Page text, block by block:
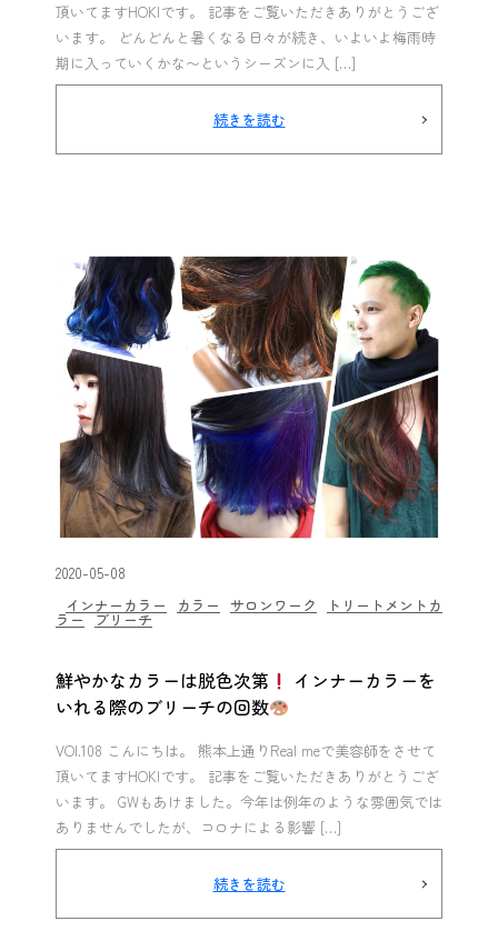
頂いてますHOKIです。 記事をご覧いただきありがとうござ
います。 どんどんと暑くなる日々が続き、いよいよ梅雨時
期に入っていくかな〜というシーズンに入 […]
続きを読む
2020-05-08
インナーカラー
カラー サロンワーク トリートメントカ
ラー ブリーチ
鮮やかなカラーは脱色次第
インナーカラーを
いれる際のブリーチの回数
VOl.108 こんにちは。 熊本上通りReal meで美容師をさせて
頂いてますHOKIです。 記事をご覧いただきありがとうござ
います。 GWもあけました。今年は例年のような雰囲気では
ありませんでしたが、コロナによる影響 […]
続きを読む